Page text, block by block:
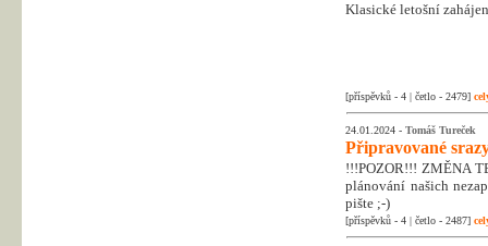
Klasické letošní
[příspěvků - 4 | četlo - 2479]
24.01.2024 - Tomáš Tureček
Připravované
!!!POZOR!!! ZMĚNA
plánování našich
pište ;-)
[příspěvků - 4 | četlo - 2487]